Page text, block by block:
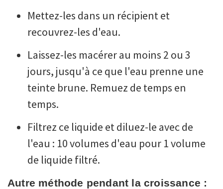
Mettez-les dans un récipient et
recouvrez-les d'eau.
Laissez-les macérer au moins 2 ou 3
jours, jusqu'à ce que l'eau prenne une
teinte brune. Remuez de temps en
temps.
Filtrez ce liquide et diluez-le avec de
l'eau : 10 volumes d'eau pour 1 volume
de liquide filtré.
Autre méthode pendant la croissance :